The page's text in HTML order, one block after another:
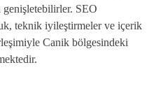
genişletebilirler. SEO
teknik iyileştirmeler ve içerik
Canik bölgesindeki